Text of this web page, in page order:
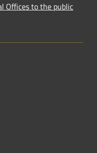
Offices to the public